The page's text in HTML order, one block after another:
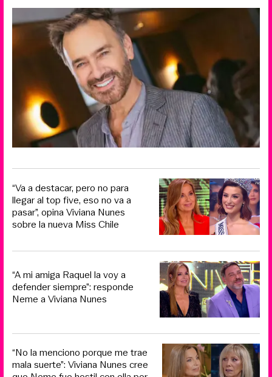
“Va a destacar, pero no para
llegar al top five, eso no va a
pasar”, opina Viviana Nunes
sobre la nueva Miss Chile
“A mi amiga Raquel la voy a
defender siempre”: responde
Neme a Viviana Nunes
“No la menciono porque me trae
mala suerte”: Viviana Nunes cree